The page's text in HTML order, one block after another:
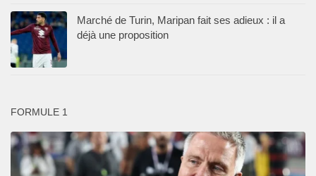
Marché de Turin, Maripan fait ses adieux : il a
déjà une proposition
FORMULE 1